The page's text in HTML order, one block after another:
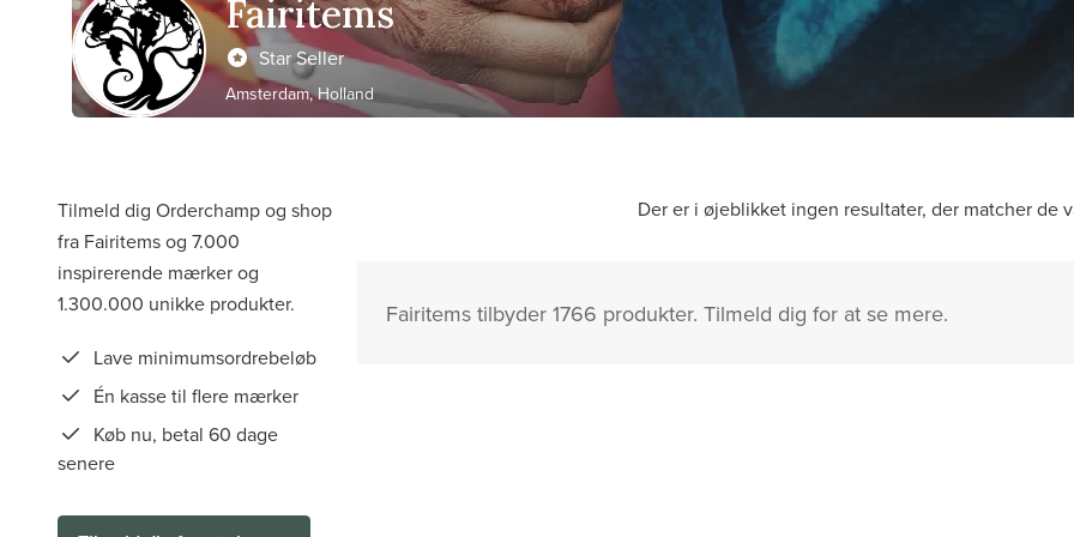
Fairitems
Star Seller
Amsterdam, Holland
Tilmeld dig Orderchamp og shop
fra Fairitems og 7.000
inspirerende mærker og
1.300.000 unikke produkter.
Lave minimumsordrebeløb
Én kasse til flere mærker
Køb nu, betal 60 dage
senere
Der er i øjeblikket ingen resultater, der matcher de
Fairitems tilbyder 1766 produkter. Tilmeld dig for at se mere.